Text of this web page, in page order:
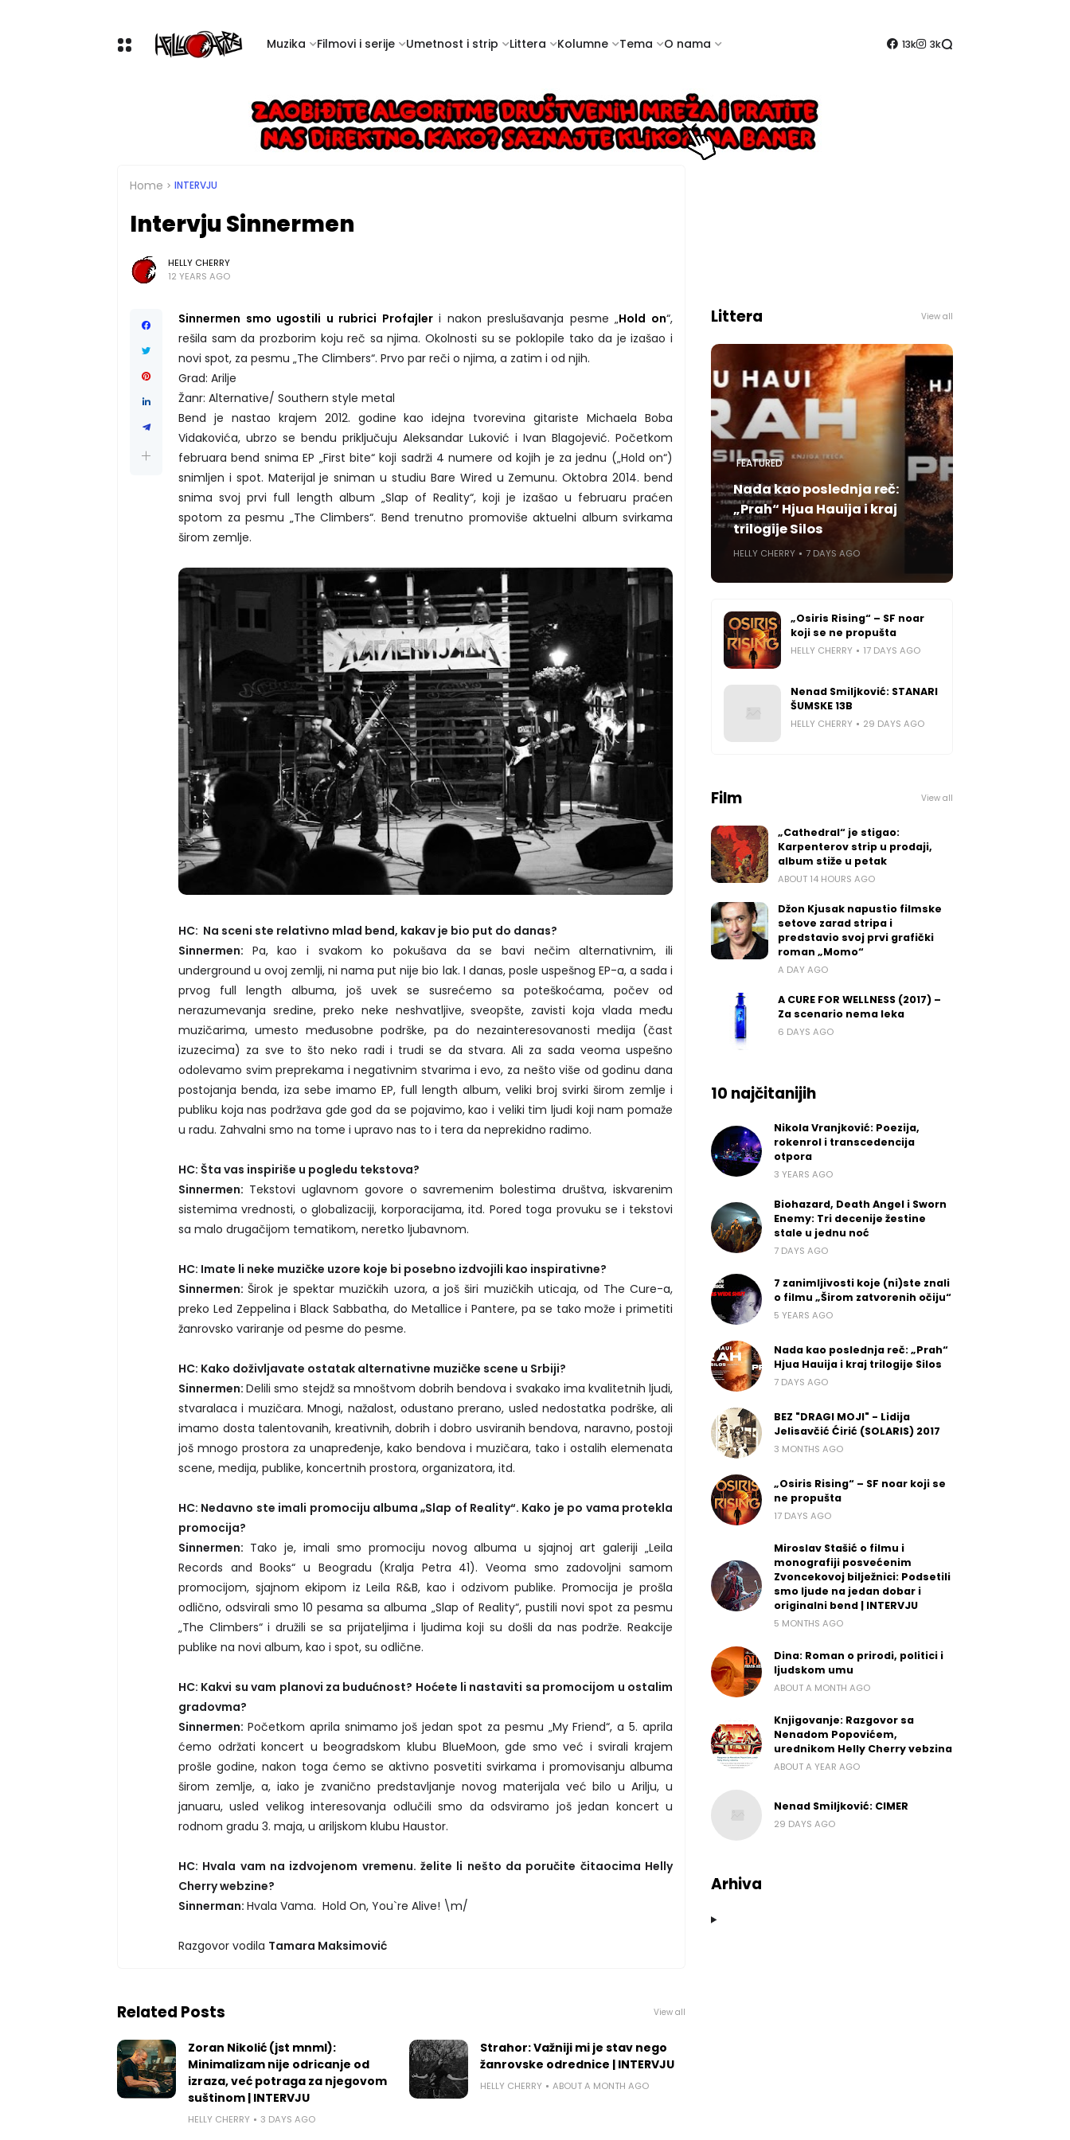
Muzika Filmovi i serije Umetnost i strip Littera Kolumne Tema O nama 13k 3k
Home INTERVJU
Intervju Sinnermen
HELLY CHERRY
12 YEARS AGO
Sinnermen smo ugostili u rubrici Profajleri nakon preslušavanja pesme „Hold on“,
rešila sam da prozborim koju reč sa njima. Okolnosti su se poklopile tako da je izašao i
novi spot, za pesmu „The Climbers“. Prvo par reči o njima, a zatim i od njih.
Grad: Arilje
Žanr: Alternative/ Southern style metal
Bend je nastao krajem 2012. godine kao idejna tvorevina gitariste Michaela Boba
Vidakovića, ubrzo se bendu priključuju Aleksandar Luković i Ivan Blagojević. Početkom
februara bend snima EP „First bite“ koji sadrži 4 numere od kojih je za jednu („Hold on“)
snimljen i spot. Materijal je sniman u studiu Bare Wired u Zemunu. Oktobra 2014. bend
snima svoj prvi full length album „Slap of Reality“, koji je izašao u februaru praćen
spotom za pesmu „The Climbers“. Bend trenutno promoviše aktuelni album svirkama
širom zemlje.
HC: Na sceni ste relativno mlad bend, kakav je bio put do danas?
Sinnermen: Pa, kao i svakom ko pokušava da se bavi nečim alternativnim, ili
underground u ovoj zemlji, ni nama put nije bio lak. I danas, posle uspešnog EP-a, a sada i
prvog full length albuma, još uvek se susrećemo sa poteškoćama, počev od
nerazumevanja sredine, preko neke neshvatljive, sveopšte, zavisti koja vlada među
muzičarima, umesto međusobne podrške, pa do nezainteresovanosti medija (čast
izuzecima) za sve to što neko radi i trudi se da stvara. Ali za sada veoma uspešno
odolevamo svim preprekama i negativnim stvarima i evo, za nešto više od godinu dana
postojanja benda, iza sebe imamo EP, full length album, veliki broj svirki širom zemlje i
publiku koja nas podržava gde god da se pojavimo, kao i veliki tim ljudi koji nam pomaže
u radu. Zahvalni smo na tome i upravo nas to i tera da neprekidno radimo.
HC: Šta vas inspiriše u pogledu tekstova?
Sinnermen: Tekstovi uglavnom govore o savremenim bolestima društva, iskvarenim
sistemima vrednosti, o globalizaciji, korporacijama, itd. Pored toga provuku se i tekstovi
sa malo drugačijom tematikom, neretko ljubavnom.
HC: Imate li neke muzičke uzore koje bi posebno izdvojili kao inspirativne?
Sinnermen: Širok je spektar muzičkih uzora, a još širi muzičkih uticaja, od The Cure-a,
preko Led Zeppelina i Black Sabbatha, do Metallice i Pantere, pa se tako može i primetiti
žanrovsko variranje od pesme do pesme.
HC: Kako doživljavate ostatak alternativne muzičke scene u Srbiji?
Sinnermen:Delili smo stejdž sa mnoštvom dobrih bendova i svakako ima kvalitetnih ljudi,
stvaralaca i muzičara. Mnogi, nažalost, odustano prerano, usled nedostatka podrške, ali
imamo dosta talentovanih, kreativnih, dobrih i dobro usviranih bendova, naravno, postoji
još mnogo prostora za unapređenje, kako bendova i muzičara, tako i ostalih elemenata
scene, medija, publike, koncertnih prostora, organizatora, itd.
HC: Nedavno ste imali promociju albuma „Slap of Reality“. Kako je po vama protekla
promocija?
Sinnermen: Tako je, imali smo promociju novog albuma u sjajnoj art galeriji „Leila
Records and Books“ u Beogradu (Kralja Petra 41). Veoma smo zadovoljni samom
promocijom, sjajnom ekipom iz Leila R&B, kao i odzivom publike. Promocija je prošla
odlično, odsvirali smo 10 pesama sa albuma „Slap of Reality“, pustili novi spot za pesmu
„The Climbers“ i družili se sa prijateljima i ljudima koji su došli da nas podrže. Reakcije
publike na novi album, kao i spot, su odlične.
HC: Kakvi su vam planovi za budućnost? Hoćete li nastaviti sa promocijom u ostalim
gradovma?
Sinnermen: Početkom aprila snimamo još jedan spot za pesmu „My Friend“, a 5. aprila
ćemo održati koncert u beogradskom klubu BlueMoon, gde smo već i svirali krajem
prošle godine, nakon toga ćemo se aktivno posvetiti svirkama i promovisanju albuma
širom zemlje, a, iako je zvanično predstavljanje novog materijala već bilo u Arilju, u
januaru, usled velikog interesovanja odlučili smo da odsviramo još jedan koncert u
rodnom gradu 3. maja, u ariljskom klubu Haustor.
HC: Hvala vam na izdvojenom vremenu. želite li nešto da poručite čitaocima Helly
Cherry webzine?
Sinnerman: Hvala Vama. Hold On, You`re Alive! \m/
Razgovor vodila Tamara Maksimović
Related Posts View all
Zoran Nikolić (jst mnml):
Minimalizam nije odricanje od
izraza, već potraga za njegovom
suštinom | INTERVJU
HELLY CHERRY 3 DAYS AGO
Strahor: Važniji mi je stav nego
žanrovske odrednice | INTERVJU
HELLY CHERRY ABOUT A MONTH AGO
Littera View all
FEATURED
Nada kao poslednja reč:
„Prah“ Hjua Hauija i kraj
trilogije Silos
HELLY CHERRY 7 DAYS AGO
„Osiris Rising“ – SF noar
koji se ne propušta
HELLY CHERRY 17 DAYS AGO
Nenad Smiljković: STANARI
ŠUMSKE 13B
HELLY CHERRY 29 DAYS AGO
Film View all
„Cathedral“ je stigao:
Karpenterov strip u prodaji,
album stiže u petak
ABOUT 14 HOURS AGO
Džon Kjusak napustio filmske
setove zarad stripa i
predstavio svoj prvi grafički
roman „Momo“
A DAY AGO
A CURE FOR WELLNESS (2017) –
Za scenario nema leka
6 DAYS AGO
10 najčitanijih
Nikola Vranjković: Poezija,
rokenrol i transcedencija
otpora
3 YEARS AGO
Biohazard, Death Angel i Sworn
Enemy: Tri decenije žestine
stale u jednu noć
7 DAYS AGO
7 zanimljivosti koje (ni)ste znali
o filmu „Širom zatvorenih očiju“
5 YEARS AGO
Nada kao poslednja reč: „Prah“
Hjua Hauija i kraj trilogije Silos
7 DAYS AGO
BEZ "DRAGI MOJI" - Lidija
Jelisavčić Ćirić (SOLARIS) 2017
3 MONTHS AGO
„Osiris Rising“ – SF noar koji se
ne propušta
17 DAYS AGO
Miroslav Stašić o filmu i
monografiji posvećenim
Zvoncekovoj bilježnici: Podsetili
smo ljude na jedan dobar i
originalni bend | INTERVJU
5 MONTHS AGO
Dina: Roman o prirodi, politici i
ljudskom umu
ABOUT A MONTH AGO
Knjigovanje: Razgovor sa
Nenadom Popovićem,
urednikom Helly Cherry vebzina
ABOUT A YEAR AGO
Nenad Smiljković: CIMER
29 DAYS AGO
Arhiva